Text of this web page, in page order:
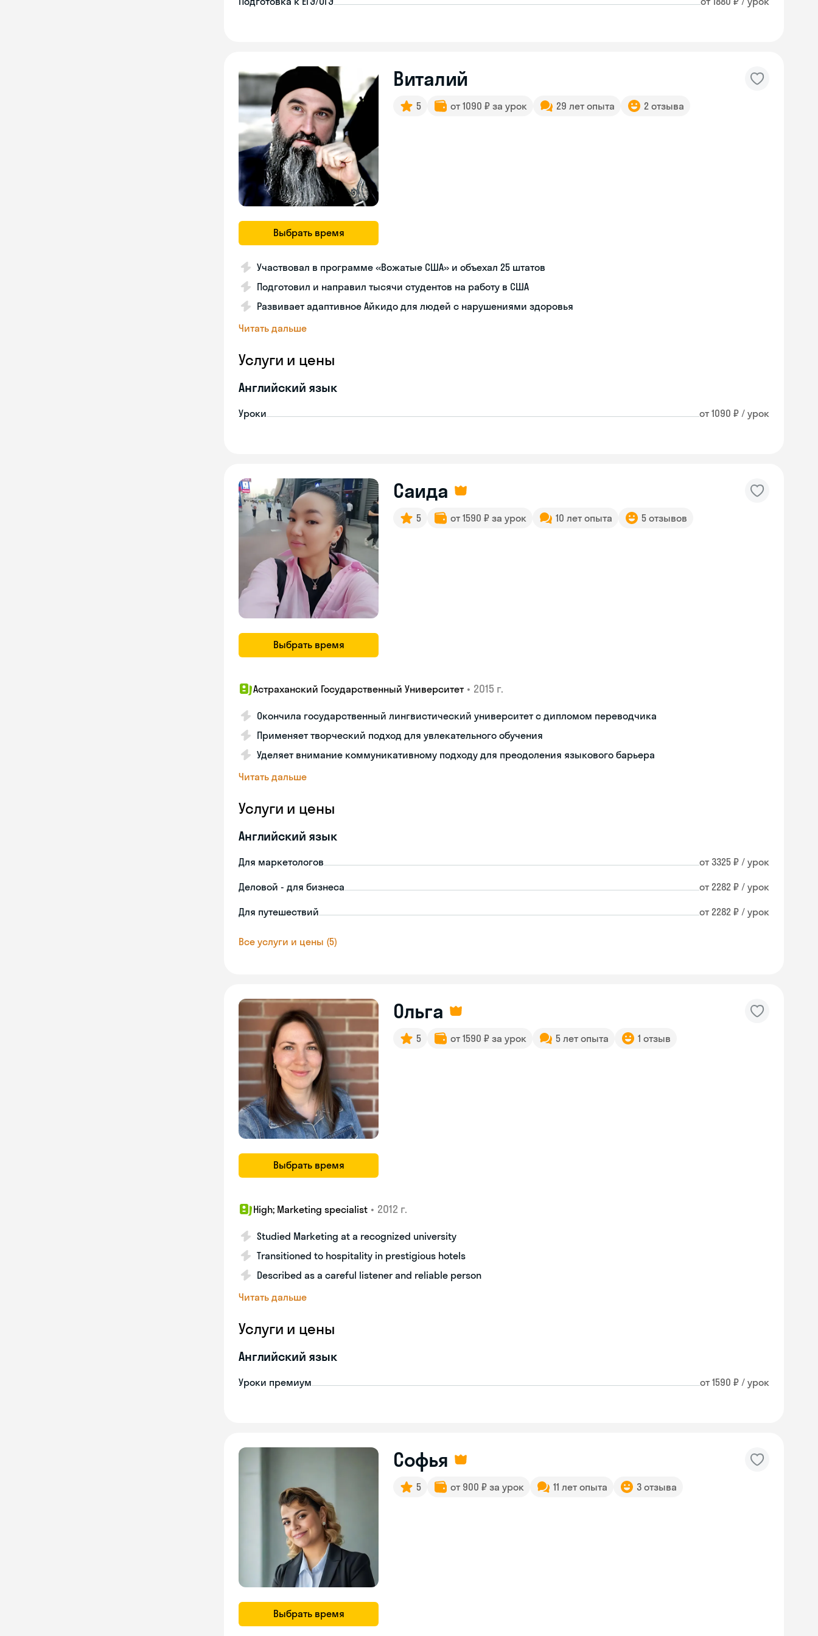
Выбрать время
Виталий
5 от 1090 ₽ за урок 29 лет опыта 2 отзыва
Участвовал в программе «Вожатые США» и объехал 25 штатов
Подготовил и направил тысячи студентов на работу в США
Развивает адаптивное Айкидо для людей с нарушениями здоровья
Читать дальше
Услуги и цены
Английский язык
Уроки от 1090 ₽ / урок
Выбрать время
Саида
5 от 1590 ₽ за урок 10 лет опыта 5 отзывов
Астраханский Государственный Университет • 2015 г.
Окончила государственный лингвистический университет с дипломом переводчика
Применяет творческий подход для увлекательного обучения
Уделяет внимание коммуникативному подходу для преодоления языкового барьера
Читать дальше
Услуги и цены
Английский язык
Для маркетологов от 3325 ₽ / урок
Деловой - для бизнеса от 2282 ₽ / урок
Для путешествий от 2282 ₽ / урок
Все услуги и цены (5)
Выбрать время
Ольга
5 от 1590 ₽ за урок 5 лет опыта 1 отзыв
High; Marketing specialist • 2012 г.
Studied Marketing at a recognized university
Transitioned to hospitality in prestigious hotels
Described as a careful listener and reliable person
Читать дальше
Услуги и цены
Английский язык
Уроки премиум от 1590 ₽ / урок
Выбрать время
Софья
5 от 900 ₽ за урок 11 лет опыта 3 отзыва